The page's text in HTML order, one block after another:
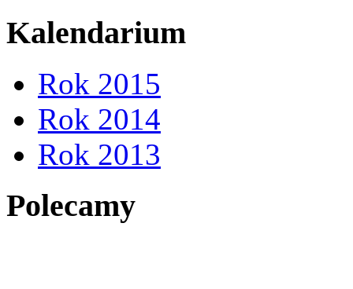
Kalendarium
Rok 2015
Rok 2014
Rok 2013
Polecamy